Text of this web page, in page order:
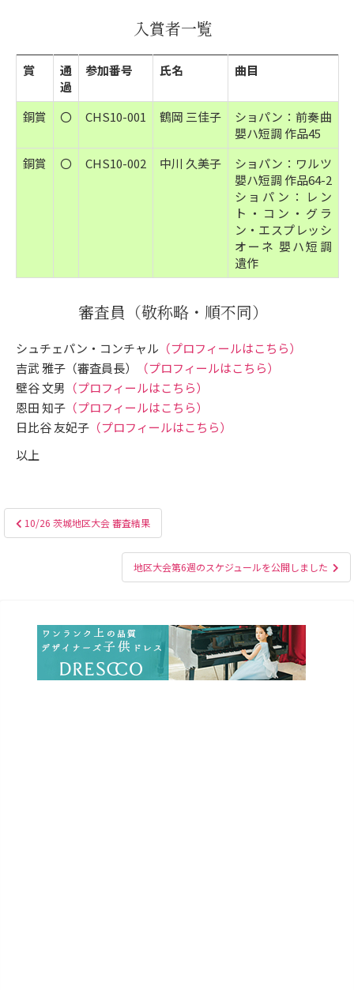
入賞者一覧
賞
通
過
参加番号 氏名 曲目
銅賞 〇 CHS10-001 鶴岡 三佳子
ショパン：前奏曲
嬰ハ短調 作品45
銅賞
〇 CHS10-002 中川 久美子
ショパン：ワルツ
嬰ハ短調 作品64-2
ショパン：レン
ト・コン・グラ
ン・エスプレッシ
オーネ 嬰ハ短調
遺作
審査員 （敬称略・順不同）
シュチェパン・コンチャル （プロフィールはこちら）
吉武 雅子（審査員長）
（プロフィールはこちら）
壁谷 文男 （プロフィールはこちら）
恩田 知子（プロフィールはこちら）
日比谷 友妃子（プロフィールはこちら）
以上
投
稿
10/26 茨城地区大会 審査結果
地区大会第6週のスケジュールを公開しました